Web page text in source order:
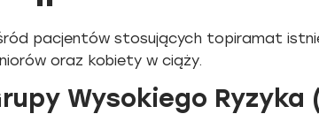
pacjentów stosujących topiramat
oraz kobiety w ciąży.
Wysokiego Ryzyka